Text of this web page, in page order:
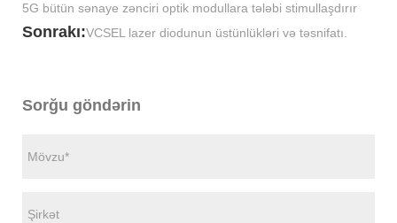
5G bütün sənaye zənciri optik modullara tələbi stimullaşdırır
Sonrakı:VCSEL lazer diodunun üstünlükləri və təsnifatı.
Sorğu göndərin